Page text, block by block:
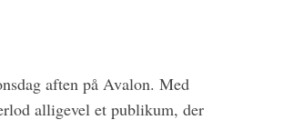
aften på Avalon. Med
alligevel et publikum, der